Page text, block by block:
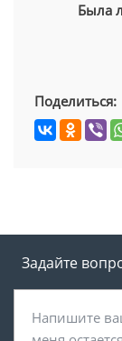
Была
Поделиться:
Задайте